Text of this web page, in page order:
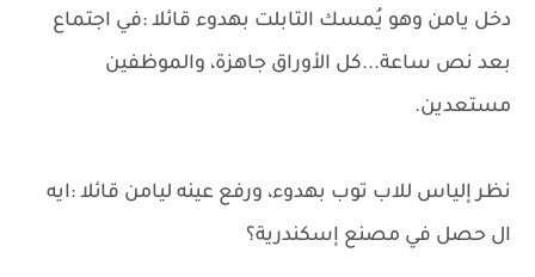
دخل يامن وهو يُمسك التابلت بهدوء قائلا :في اجتماع
بعد نص ساعة...كل الأوراق جاهزة، والموظفين
مستعدين.
نظر إلياس للاب توب بهدوء، ورفع عينه ليامن قائلا :ايه
ال حصل في مصنع إسكندرية؟